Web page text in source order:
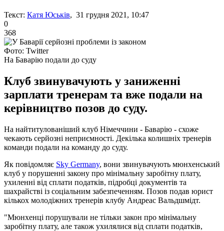
Текст: Катя Юськів, 31 грудня 2021, 10:47
0
368
Фото: Twitter
На Баварію подали до суду
Клуб звинувачують у заниженні
зарплати тренерам та вже подали на
керівництво позов до суду.
На найтитулованіший клуб Німеччини - Баварію - схоже
чекають серйозні неприємності. Декілька колишніх тренерів
команди подали на команду до суду.
Як повідомляє Sky Germany, вони звинувачують мюнхенський
клуб у порушенні закону про мінімальну заробітну плату,
ухиленні від сплати податків, підробці документів та
шахрайстві із соціальним забезпеченням. Позов подав юрист
кількох молодіжних тренерів клубу Андреас Вальдшмідт.
"Мюнхенці порушували не тільки закон про мінімальну
заробітну плату, але також ухилялися від сплати податків,